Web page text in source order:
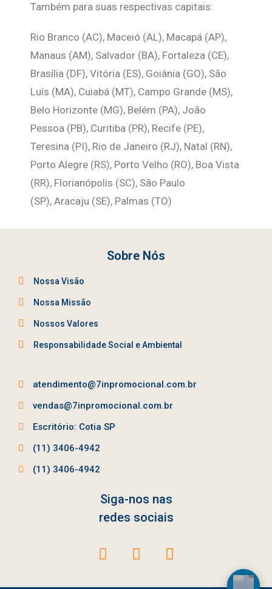
Também para suas respectivas capitais:
Rio Branco (AC), Maceió (AL), Macapá (AP),
Manaus (AM), Salvador (BA), Fortaleza (CE),
Brasília (DF), Vitória (ES), Goiânia (GO), São
Luís (MA), Cuiabá (MT), Campo Grande (MS),
Belo Horizonte (MG), Belém (PA), João
Pessoa (PB), Curitiba (PR), Recife (PE),
Teresina (PI), Rio de Janeiro (RJ), Natal (RN),
Porto Alegre (RS), Porto Velho (RO), Boa Vista
(RR), Florianópolis (SC), São Paulo
(SP), Aracaju (SE), Palmas (TO)
Sobre Nós
Nossa Visão
Nossa Missão
Nossos Valores
Responsabilidade Social e Ambiental
atendimento@7inpromocional.com.br
vendas@7inpromocional.com.br
Escritório: Cotia SP
(11) 3406-4942
(11) 3406-4942
Siga-nos nas
redes sociais